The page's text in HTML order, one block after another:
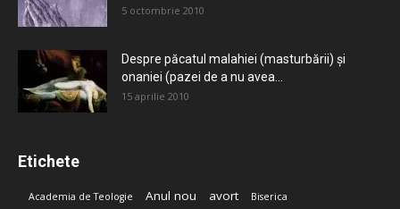
5 octombrie 2010
Despre păcatul malahiei (masturbării) şi
onaniei (pazei de a nu avea...
15 aprilie 2010
Etichete
Academia de Teologie Anul nou avort Biserica